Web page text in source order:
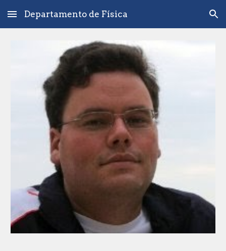
Skip to main content Skip to navigation
Departamento de Física